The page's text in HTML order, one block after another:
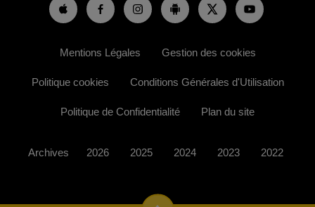
Mentions Légales Gestion des cookies
Politique cookies Conditions Générales d'Utilisation
Politique de Confidentialité Plan du site
Archives 2026 2025 2024 2023 2022